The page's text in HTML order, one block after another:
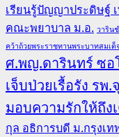
เรียนรู้ปัญญาประดิษฐ์
คณะพยาบาล ม.อ. วาริน
คว้าถ้วยพระราชทานพระบาทสมเด็
ศ.พญ.ดารินทร์ ซอ
เจ็บป่วยเรื้อรัง ร
มอบความรักให้ถึง
กุล อธิการบดี ม.กรุงเ